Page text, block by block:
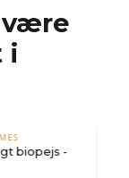
være
i
biopejs -